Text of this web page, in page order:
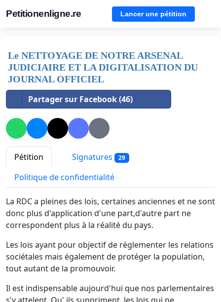
Petitionenligne.re Lancer une pétition
Le NETTOYAGE DE NOTRE ARSENAL
JUDICIAIRE ET LA DIGITALISATION DU
JOURNAL OFFICIEL
Partager sur Facebook (46)
Pétition Signatures 29
Politique de confidentialité
La RDC a pleines des lois, certaines anciennes et ne sont
donc plus d'application d'une part,d'autre part ne
correspondent plus à la réalité du pays.
Les lois ayant pour objectif de réglementer les relations
sociétales mais également de protéger la population,
tout autant de la promouvoir.
Il est indispensable aujourd'hui que nos parlementaires